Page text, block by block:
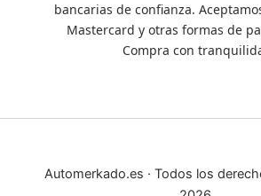
bancarias de confianza.
Mastercard y otras formas de
Compra con
Automerkado.es · Todos los